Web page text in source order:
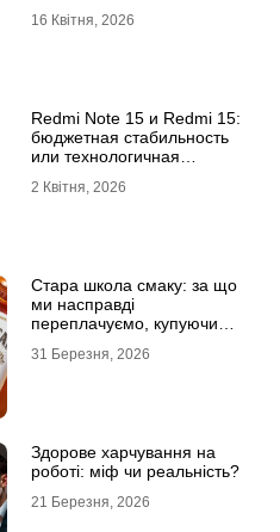
16 Квітня, 2026
Redmi Note 15 и Redmi 15:
бюджетная стабильность
или технологичная
2 Квітня, 2026
Стара школа смаку: за що
ми насправді
переплачуємо, купуючи
31 Березня, 2026
Здорове харчування на
роботі: міф чи реальність?
21 Березня, 2026